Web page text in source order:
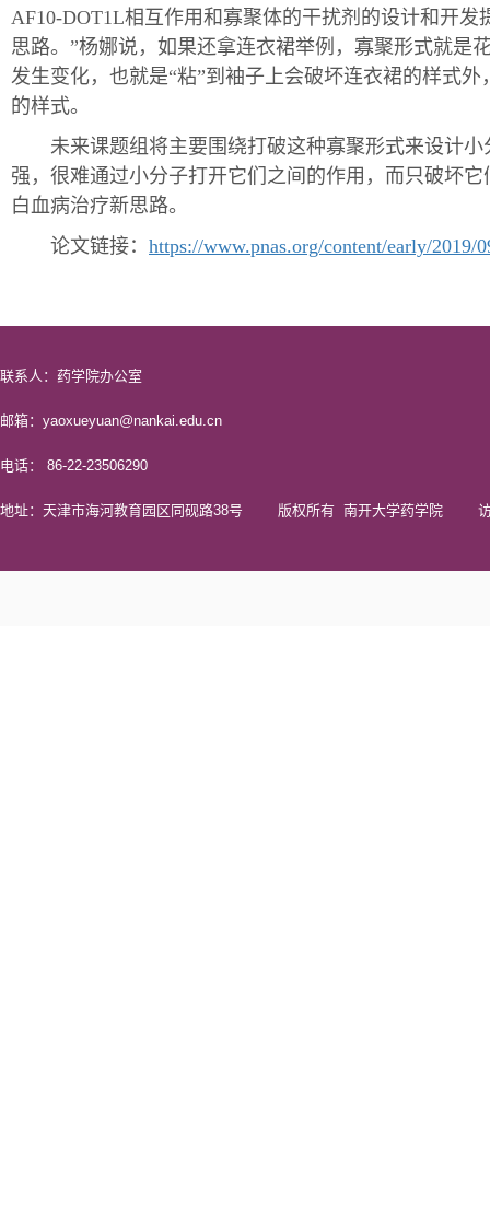
AF10-DOT1L相互作用和寡聚体的干扰剂的设计和开
思路。”杨娜说，如果还拿连衣裙举例，寡聚形式就是
发生变化，也就是“粘”到袖子上会破坏连衣裙的样式
的样式。
未来课题组将主要围绕打破这种寡聚形式来设计小
强，很难通过小分子打开它们之间的作用，而只破坏
白血病治疗新思路。
论文链接： https://www.pnas.org/content/early/2019/
联系人：药学院办公室
邮箱：yaoxueyuan@nankai.edu.cn
电话： 86-22-23506290
地址：天津市海河教育园区同砚路38号 版权所有 南开大学药学院 访